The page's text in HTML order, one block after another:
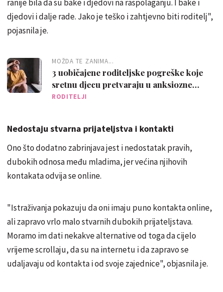
ranije bila da su bake i djedovi na raspolaganju. I bake i
djedovi i dalje rade. Jako je teško i zahtjevno biti roditelj",
pojasnila je.
MOŽDA TE ZANIMA...
3 uobičajene roditeljske pogreške koje
sretnu djecu pretvaraju u anksiozne
odrasle ljude
RODITELJI
Nedostaju stvarna prijateljstva i kontakti
Ono što dodatno zabrinjava jest i nedostatak pravih,
dubokih odnosa među mladima, jer većina njihovih
kontakata odvija se online.
"Istraživanja pokazuju da oni imaju puno kontakta online,
ali zapravo vrlo malo stvarnih dubokih prijateljstava.
Moramo im dati nekakve alternative od toga da cijelo
vrijeme scrollaju, da su na internetu i da zapravo se
udaljavaju od kontakta i od svoje zajednice", objasnila je.